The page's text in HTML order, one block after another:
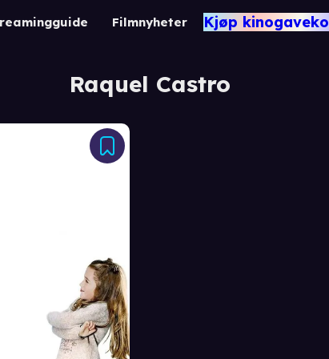
Filmnyheter Kjøp
Raquel Castro